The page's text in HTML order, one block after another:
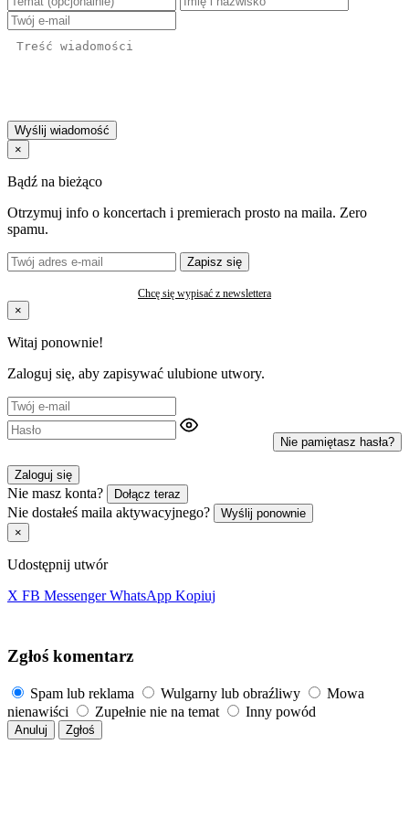
Wyślij wiadomość
×
Bądź na bieżąco
Otrzymuj info o koncertach i premierach prosto na maila. Zero
spamu.
Zapisz się
Chcę się wypisać z newslettera
×
Witaj ponownie!
Zaloguj się, aby zapisywać ulubione utwory.
Nie pamiętasz hasła?
Zaloguj się
Nie masz konta? Dołącz teraz
Nie dostałeś maila aktywacyjnego?
Wyślij ponownie
×
Udostępnij utwór
X FB Messenger WhatsApp Kopiuj
Zgłoś komentarz
Spam lub reklama Wulgarny lub obraźliwy
Mowa
nienawiści
Zupełnie nie na temat Inny powód
Anuluj Zgłoś